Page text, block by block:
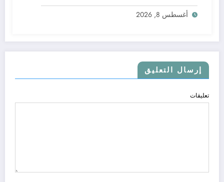
أغسطس 8, 2026
إرسال التعليق
تعليقات